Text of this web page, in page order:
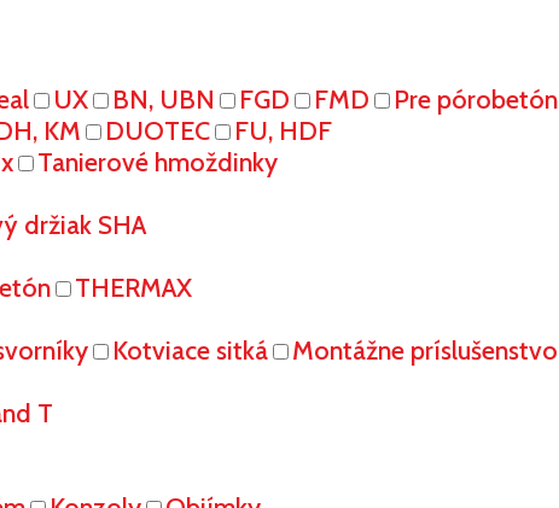
UX BN, UBN FGD FMD Pre pórobetón
KM DUOTEC
FU, HDF
Tanierové hmoždinky
držiak SHA
THERMAX
Kotviace sitká
Montážne príslušenstvo
T